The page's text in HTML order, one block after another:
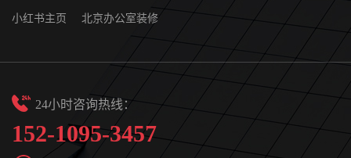
小红书主页 北京办公室装修
24小时咨询热线：
152-1095-3457